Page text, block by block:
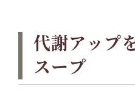
代謝アップ
スープ